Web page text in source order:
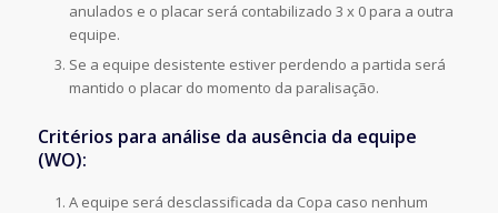
anulados e o placar será contabilizado 3 x 0 para a outra
equipe.
Se a equipe desistente estiver perdendo a partida será
mantido o placar do momento da paralisação.
Critérios para análise da ausência da equipe
(WO):
A equipe será desclassificada da Copa caso nenhum